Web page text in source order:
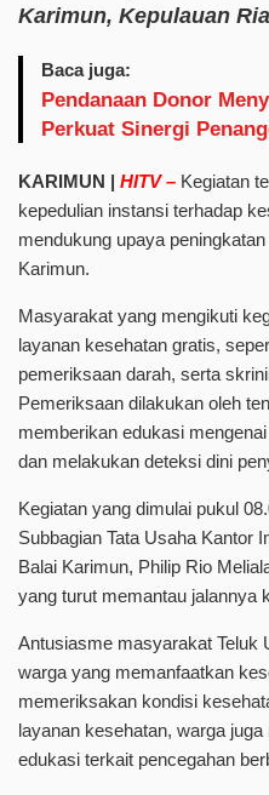
Karimun, Kepulauan
Baca juga:
Pendanaan Donor
Perkuat Sinergi
KARIMUN | HITV – Kegiatan
kepedulian instansi terhadap
mendukung upaya
Karimun.
Masyarakat yang mengikuti
layanan kesehatan gratis,
pemeriksaan darah, serta
Pemeriksaan dilakukan oleh
memberikan edukasi
dan melakukan deteksi dini
Kegiatan yang dimulai pukul
Subbagian Tata Usaha Kantor
Balai Karimun, Philip Rio
yang turut memantau jalannya
Antusiasme masyarakat Teluk
warga yang memanfaatkan
memeriksakan kondisi
layanan kesehatan, warga
edukasi terkait pencegahan